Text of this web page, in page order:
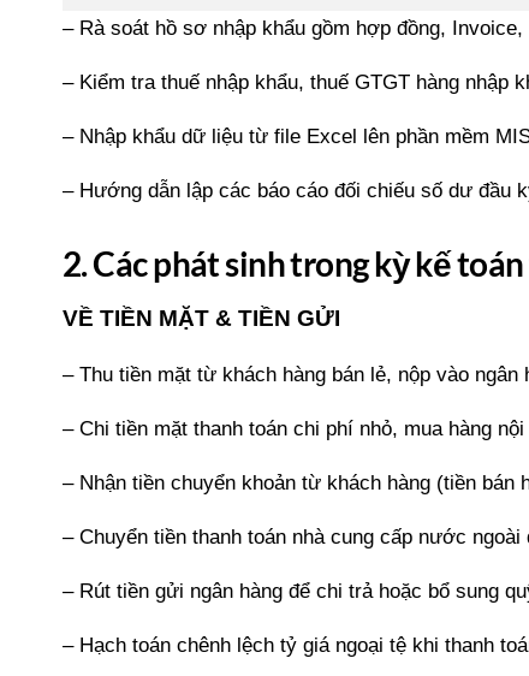
– Rà soát hồ sơ nhập khẩu gồm hợp đồng,
– Kiểm tra thuế nhập khẩu, thuế GTGT hàng nhập
– Nhập khẩu dữ liệu từ file Excel lên phần mềm
– Hướng dẫn lập các báo cáo đối chiếu số dư đầu
2. Các phát sinh trong kỳ kế
VỀ TIỀN MẶT & TIỀN GỬI
– Thu tiền mặt từ khách hàng bán lẻ, nộp vào ngân
– Chi tiền mặt thanh toán chi phí nhỏ, mua hàng
– Nhận tiền chuyển khoản từ khách hàng (tiền bán
– Chuyển tiền thanh toán nhà cung cấp nước
– Rút tiền gửi ngân hàng để chi trả hoặc bổ sung
– Hạch toán chênh lệch tỷ giá ngoại tệ khi thanh